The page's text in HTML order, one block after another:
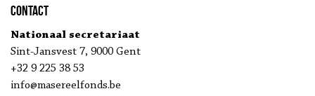
Contact
Nationaal secretariaat
Sint-Jansvest 7, 9000 Gent
+32 9 225 38 53
info@masereelfonds.be